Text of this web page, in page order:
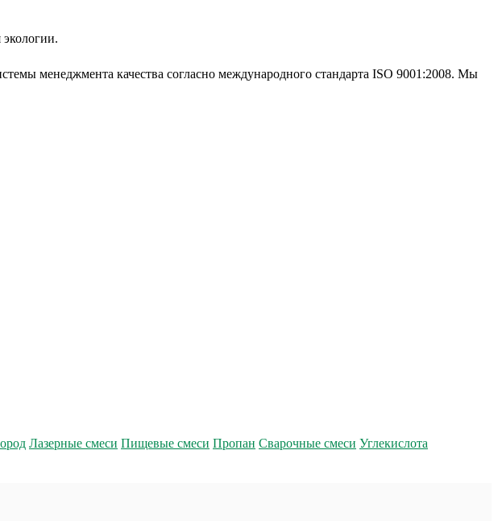
менеджмента качества согласно международного стандарта ISO 9001:2008. Мы
Лазерные смеси Пищевые смеси Пропан Сварочные смеси Углекислота